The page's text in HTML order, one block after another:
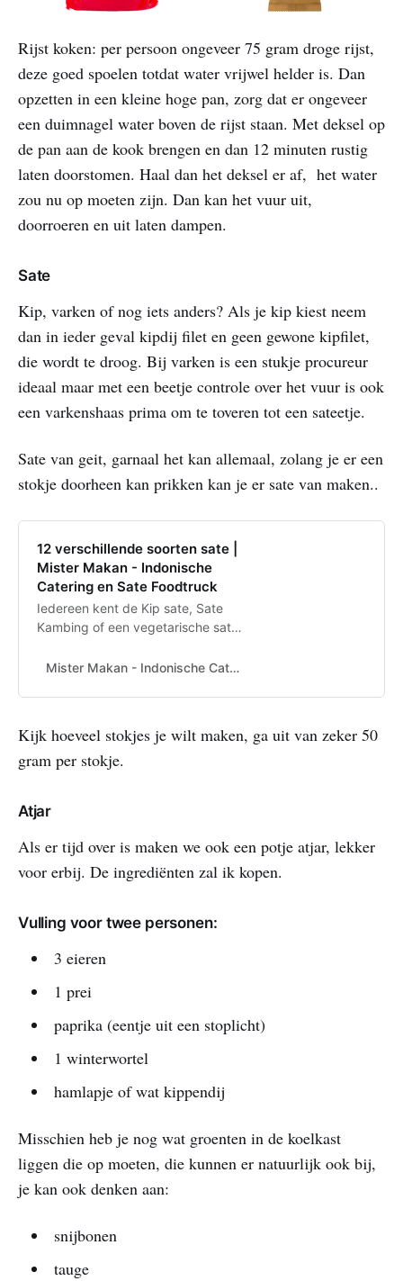
Rijst koken: per persoon ongeveer 75 gram droge rijst,
deze goed spoelen totdat water vrijwel helder is. Dan
opzetten in een kleine hoge pan, zorg dat er ongeveer
een duimnagel water boven de rijst staan. Met deksel op
de pan aan de kook brengen en dan 12 minuten rustig
laten doorstomen. Haal dan het deksel er af, het water
zou nu op moeten zijn. Dan kan het vuur uit,
doorroeren en uit laten dampen.
Sate
Kip, varken of nog iets anders? Als je kip kiest neem
dan in ieder geval kipdij filet en geen gewone kipfilet,
die wordt te droog. Bij varken is een stukje procureur
ideaal maar met een beetje controle over het vuur is ook
een varkenshaas prima om te toveren tot een sateetje.
Sate van geit, garnaal het kan allemaal, zolang je er een
stokje doorheen kan prikken kan je er sate van maken..
12 verschillende soorten sate |
Mister Makan - Indonische
Catering en Sate Foodtruck
Iedereen kent de Kip sate, Sate
Kambing of een vegetarische sate.
sate zijn. Hierbij een overzicht vanMister Makan - Indonische Catering en Sate Foodtruck | Mister Makan verzorgt Indonesische catering en sate foodtrucks voor bedrijven op locatie, evenementen, festivals, beurzen of aan huis.
Kijk hoeveel stokjes je wilt maken, ga uit van zeker 50
gram per stokje.
Atjar
Als er tijd over is maken we ook een potje atjar, lekker
voor erbij. De ingrediënten zal ik kopen.
Vulling voor twee personen:
3 eieren
1 prei
paprika (eentje uit een stoplicht)
1 winterwortel
hamlapje of wat kippendij
Misschien heb je nog wat groenten in de koelkast
liggen die op moeten, die kunnen er natuurlijk ook bij,
je kan ook denken aan:
snijbonen
tauge